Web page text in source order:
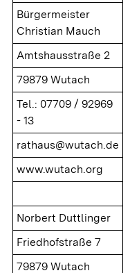
Bürgermeister
Christian Mauch
Amtshausstraße 2
79879 Wutach
Tel.: 07709 / 92969
- 13
rathaus@wutach.de
www.wutach.org
Norbert Duttlinger
Friedhofstraße 7
79879 Wutach